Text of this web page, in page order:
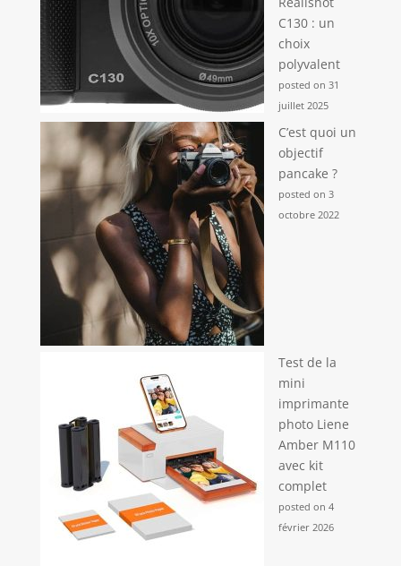
rapidement tout
problème et vous
permettre de profiter
d’une conduite plus
sereine.
C130 : un
choix
polyvalent
posted on 31
juillet 2025
C’est quoi un
objectif
pancake ?
posted on 3
octobre 2022
Test de la
mini
imprimante
photo Liene
Amber M110
avec kit
complet
posted on 4
février 2026